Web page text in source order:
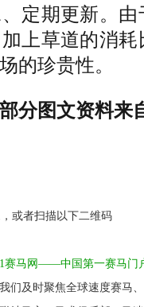
定期更新。
上草道的消
的珍贵性。
分图文资料来
或者扫描以下二维码
1赛马网——中国第一赛马门
我们及时聚焦全球速度赛马